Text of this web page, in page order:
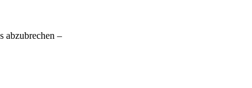
abzubrechen –